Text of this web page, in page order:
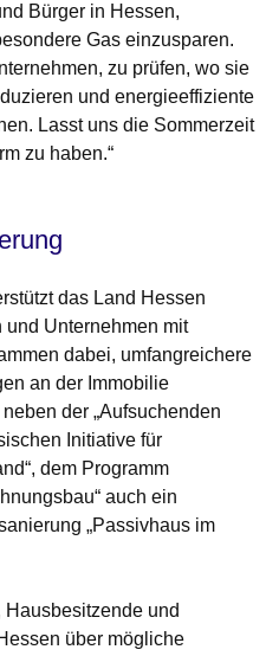
Bürger in Hessen,
Gas einzusparen.
zu prüfen, wo sie
und energieeffiziente
Lasst uns die Sommerzeit
zu haben.“
das Land Hessen
und Unternehmen mit
dabei, umfangreichere
an der Immobilie
der „Aufsuchenden
Initiative für
dem Programm
auch ein
„Passivhaus im
und
über mögliche